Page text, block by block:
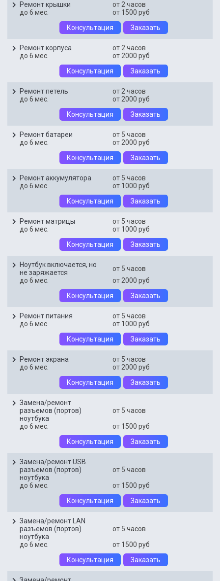
Ремонт крышки
от 2 часов
до 6 мес.
от 1500 руб
Консультация
Заказать
Ремонт корпуса
от 2 часов
до 6 мес.
от 2000 руб
Консультация
Заказать
Ремонт петель
от 2 часов
до 6 мес.
от 2000 руб
Консультация
Заказать
Ремонт батареи
от 5 часов
до 6 мес.
от 2000 руб
Консультация
Заказать
Ремонт аккумулятора
от 5 часов
до 6 мес.
от 1000 руб
Консультация
Заказать
Ремонт матрицы
от 5 часов
до 6 мес.
от 1000 руб
Консультация
Заказать
Ноутбук включается, но
не заряжается
от 5 часов
до 6 мес.
от 2000 руб
Консультация
Заказать
Ремонт питания
от 5 часов
до 6 мес.
от 1000 руб
Консультация
Заказать
Ремонт экрана
от 5 часов
до 6 мес.
от 2000 руб
Консультация
Заказать
Замена/ремонт
разъемов (портов)
ноутбука
от 5 часов
до 6 мес.
от 1500 руб
Консультация
Заказать
Замена/ремонт USB
разъемов (портов)
ноутбука
от 5 часов
до 6 мес.
от 1500 руб
Консультация
Заказать
Замена/ремонт LAN
разъемов (портов)
ноутбука
от 5 часов
до 6 мес.
от 1500 руб
Консультация
Заказать